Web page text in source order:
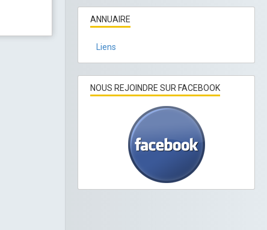
ANNUAIRE
Liens
NOUS REJOINDRE SUR FACEBOOK